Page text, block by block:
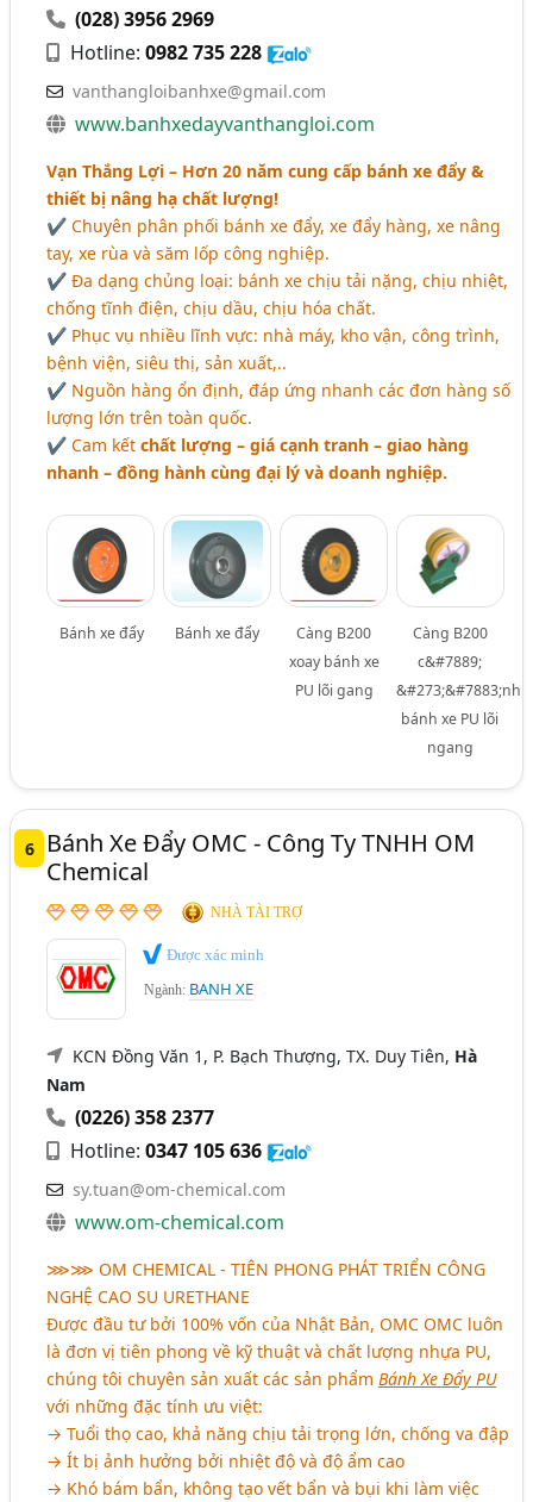
(028) 3956 2969
Hotline:0982 735 228
vanthangloibanhxe@gmail.com
www.banhxedayvanthangloi.com
Vạn Thắng Lợi – Hơn 20 năm cung cấp bánh xe đẩy &
thiết bị nâng hạ chất lượng!
✔ Chuyên phân phối bánh xe đẩy, xe đẩy hàng, xe nâng
tay, xe rùa và săm lốp công nghiệp.
✔ Đa dạng chủng loại: bánh xe chịu tải nặng, chịu nhiệt,
chống tĩnh điện, chịu dầu, chịu hóa chất.
✔ Phục vụ nhiều lĩnh vực: nhà máy, kho vận, công trình,
bệnh viện, siêu thị, sản xuất,..
✔ Nguồn hàng ổn định, đáp ứng nhanh các đơn hàng số
lượng lớn trên toàn quốc.
✔ Cam kếtchất lượng – giá cạnh tranh – giao hàng
nhanh – đồng hành cùng đại lý và doanh nghiệp.
Bánh xe đẩy Bánh xe đẩy
Càng B200
xoay bánh xe
PU lõi gang
Càng B200
c&#7889;
&#273;&#7883;nh
bánh xe PU lõi
ngang
6
Bánh Xe Đẩy OMC - Công Ty TNHH OM
Chemical
NHÀ TÀI TRỢ
Được xác minh
Ngành: BANH XE
KCN Đồng Văn 1, P. Bạch Thượng, TX. Duy Tiên, Hà
Nam
(0226) 358 2377
Hotline:0347 105 636
sy.tuan@om-chemical.com
www.om-chemical.com
⋙⋙OM CHEMICAL - TIÊN PHONG PHÁT TRIỂN CÔNG
NGHỆ CAO SU URETHANE
Được đầu tư bởi 100% vốn của Nhật Bản, OMC OMC luôn
là đơn vị tiên phong về kỹ thuật và chất lượng nhựa PU,
chúng tôi chuyên sản xuất các sản phẩmBánh Xe Đẩy PU
với những đặc tính ưu việt:
→ Tuổi thọ cao, khả năng chịu tải trọng lớn, chống va đập
→ Ít bị ảnh hưởng bởi nhiệt độ và độ ẩm cao
→ Khó bám bẩn, không tạo vết bẩn và bụi khi làm việc